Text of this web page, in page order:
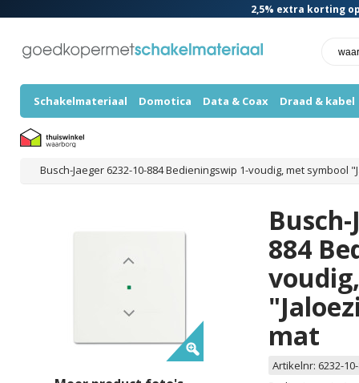
2,5% extra korting
Schakelmateriaal Domotica Data & Coax Draad & kabel
Busch-Jaeger 6232-10-884 Bedieningswip 1-voudig, met symbool
884
mat
Artikelnr: 6232-